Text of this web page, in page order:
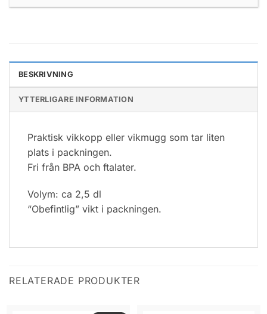
BESKRIVNING
YTTERLIGARE INFORMATION
Praktisk vikkopp eller vikmugg som tar liten
plats i packningen.
Fri från BPA och ftalater.
Volym: ca 2,5 dl
“Obefintlig” vikt i packningen.
RELATERADE PRODUKTER